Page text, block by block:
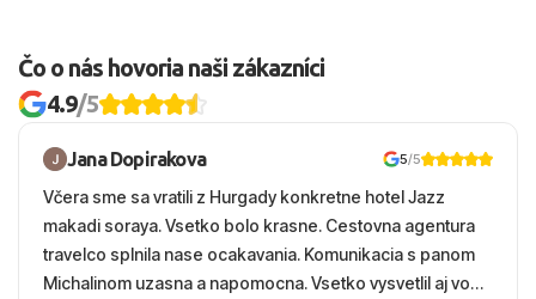
Čo o nás hovoria naši zákazníci
4.9/5
Jana Dopirakova 5/5
Včera sme sa vratili z Hurgady konkretne hotel Jazz
makadi soraya. Vsetko bolo krasne. Cestovna agentura
travelco splnila nase ocakavania. Komunikacia s panom
Michalinom uzasna a napomocna. Vsetko vysvetlil aj vo